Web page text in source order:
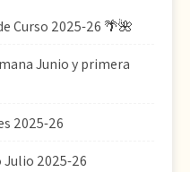
Curso 2025-26 🌴🌺
Junio y primera
2025-26
2025-26